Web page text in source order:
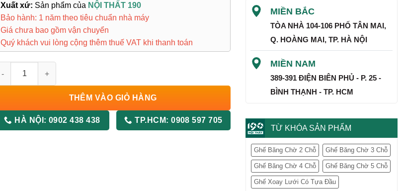
Xuất xứ: Sản phẩm của NỘI THẤT 190
Bảo hành: 1 năm theo tiêu chuẩn nhà máy
Giá chưa bao gồm vận chuyển
Quý khách vui lòng cộng thêm thuế VAT khi thanh toán
THÊM VÀO GIỎ HÀNG
HÀ NỘI: 0902 438 438 TP.HCM:0908 597 705
MIỀN BẮC
TÒA NHÀ 104-106 PHỐ TÂN MAI,
Q. HOÀNG MAI, TP. HÀ NỘI
MIỀN NAM
389-391 ĐIỆN BIÊN PHỦ - P. 25 -
BÌNH THẠNH - TP. HCM
TỪ KHÓA SẢN PHẨM
Ghế Băng Chờ 2 Chỗ Ghế Băng Chờ 3 Chỗ
Ghế Băng Chờ 4 Chỗ Ghế Băng Chờ 5 Chỗ
Ghế Xoay Lưới Có Tựa Đầu